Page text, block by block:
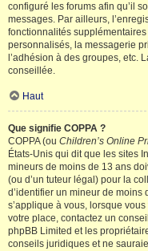
configuré les forums afin qu’il
messages. Par ailleurs,
fonctionnalités
personnalisés, la messagerie
l’adhésion à des groupes, etc.
conseillée.
Haut
Que signifie COPPA ?
COPPA (ou Children’s Online
États-Unis qui dit que les sites
mineurs de moins de 13 ans
(ou d’un tuteur légal) pour la
d’identifier un mineur de moins
s’applique à vous, lorsque
votre place, contactez un
phpBB Limited et les
conseils juridiques et ne